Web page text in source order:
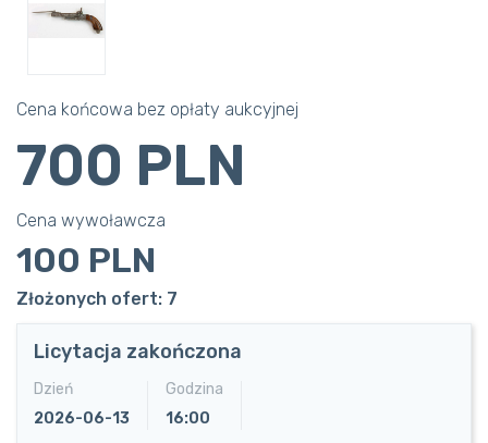
Cena końcowa bez opłaty aukcyjnej
700 PLN
Cena wywoławcza
100 PLN
Złożonych ofert: 7
Licytacja zakończona
Dzień
2026-06-13
Godzina
16:00